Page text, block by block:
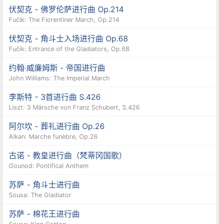
伏契克 - 佛罗伦萨进行曲 Op.214
Fučík: The Florentiner March, Op.214
伏契克 - 角斗士入场进行曲 Op.68
Fučík: Entrance of the Gladiators, Op.68
约翰·威廉姆斯 - 帝国进行曲
John Williams: The Imperial March
李斯特 - 3首进行曲 S.426
Liszt: 3 Märsche von Franz Schubert, S.426
阿尔坎 - 葬礼进行曲 Op.26
Alkan: Marche funèbre, Op.26
古诺 - 教皇进行曲（梵蒂冈国歌）
Gounod: Pontifical Anthem
苏萨 - 角斗士进行曲
Sousa: The Gladiator
苏萨 - 棉花王进行曲